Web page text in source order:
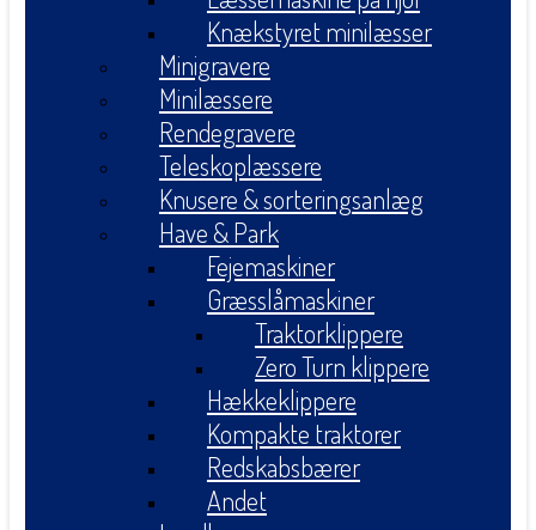
Knækstyret minilæsser
Minigravere
Minilæssere
Rendegravere
Teleskoplæssere
Knusere & sorteringsanlæg
Have & Park
Fejemaskiner
Græsslåmaskiner
Traktorklippere
Zero Turn klippere
Hækkeklippere
Kompakte traktorer
Redskabsbærer
Andet